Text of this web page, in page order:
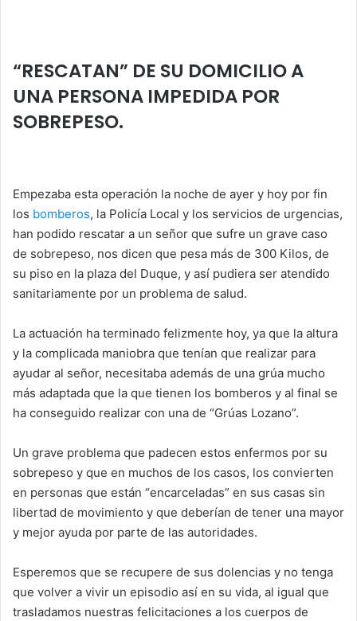
“RESCATAN” DE SU DOMICILIO A
UNA PERSONA IMPEDIDA POR
SOBREPESO.
Empezaba esta operación la noche de ayer y hoy por fin
los bomberos, la Policía Local y los servicios de urgencias,
han podido rescatar a un señor que sufre un grave caso
de sobrepeso, nos dicen que pesa más de 300 Kilos, de
su piso en la plaza del Duque, y así pudiera ser atendido
sanitariamente por un problema de salud.
La actuación ha terminado felizmente hoy, ya que la altura
y la complicada maniobra que tenían que realizar para
ayudar al señor, necesitaba además de una grúa mucho
más adaptada que la que tienen los bomberos y al final se
ha conseguido realizar con una de “Grúas Lozano”.
Un grave problema que padecen estos enfermos por su
sobrepeso y que en muchos de los casos, los convierten
en personas que están “encarceladas” en sus casas sin
libertad de movimiento y que deberían de tener una mayor
y mejor ayuda por parte de las autoridades.
Esperemos que se recupere de sus dolencias y no tenga
que volver a vivir un episodio así en su vida, al igual que
trasladamos nuestras felicitaciones a los cuerpos de